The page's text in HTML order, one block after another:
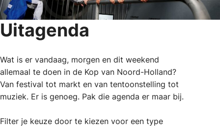
Uitagenda
Wat is er vandaag, morgen en dit weekend
allemaal te doen in de Kop van Noord-Holland?
Van festival tot markt en van tentoonstelling tot
muziek. Er is genoeg. Pak die agenda er maar bij.
Filter je keuze door te kiezen voor een type